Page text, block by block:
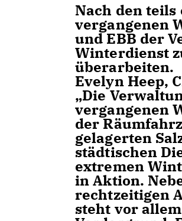
Nach den
vergangenen
und EBB der
Winterdienst
überarbeiten.
Evelyn Heep,
Die
vergangenen
der
gelagerten
städtischen
extremen
in Aktion.
rechtzeitigen
steht vor